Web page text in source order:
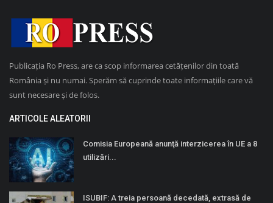
Publicația Ro Press, are ca scop informarea cetățenilor din toată
România și nu numai. Sperăm să cuprinde toate informațiile care vă
sunt necesare și de folos.
ARTICOLE ALEATORII
Comisia Europeană anunţă interzicerea în UE a 8
utilizări...
ISUBIF: A treia persoană decedată, extrasă de